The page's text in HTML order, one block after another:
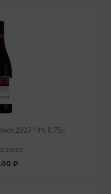
2020 14% 0,75л
₽